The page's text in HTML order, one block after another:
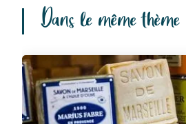
Dans le même thème